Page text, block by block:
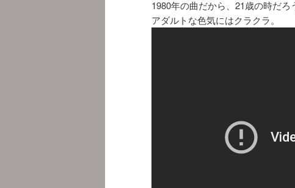
1980年の曲だから、21歳の時だ
アダルトな色気にはクラクラ。